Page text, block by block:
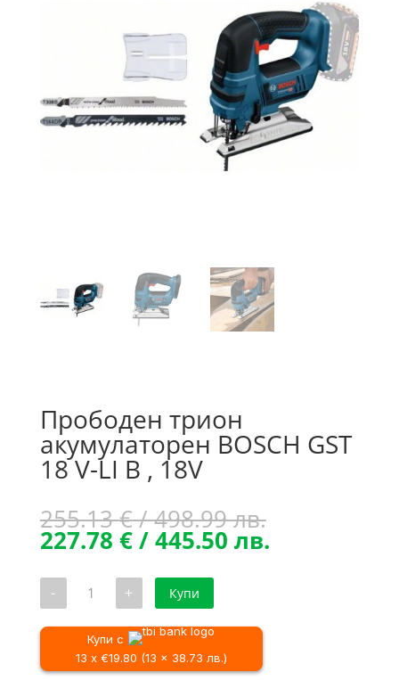
Прободен трион
акумулаторен BOSCH GST
18 V-LI B , 18V
255.13€/ 498.99 лв.Original
price
was:
227.78 €/ 445.50 лв.Текущата
цена
- количество
Прободен
трион
акумулаторен
BOSCH
GST
+ Купи
Купи с
13 x €19.80 (13 x 38.73 лв.)